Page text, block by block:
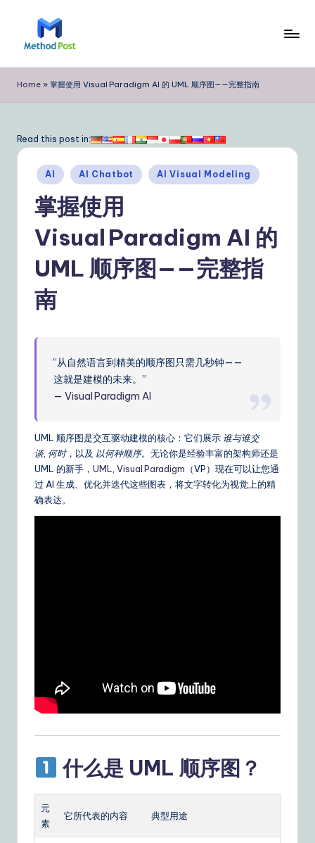
e
t
o
P
Si
m
p
d
C
hi
D
ai
ly
G
Home » 掌握使用 Visual Paradigm AI 的 UML 顺序图——完整指南
Read this post in:
Posted
in
AI AI Chatbot AI Visual Modeling
掌握使用
Visual Paradigm AI 的
UML 顺序图——完整指
南
“从自然语言到精美的顺序图只需几秒钟——
这就是建模的未来。”
—Visual Paradigm AI
UML 顺序图是交互驱动建模的核心：它们展示 谁与谁交
谈, 何时，以及 以何种顺序。无论你是经验丰富的架构师还是
UML 的新手， UML Visual Paradigm （VP）现在可以让您通
过 AI 生成、优化并迭代这些图表，将文字转化为视觉上的精
确表达。
什么是 UML 顺序图？
元
素
它所代表的内容 典型用途